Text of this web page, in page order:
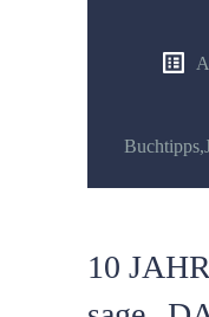
Buchtipps,
10